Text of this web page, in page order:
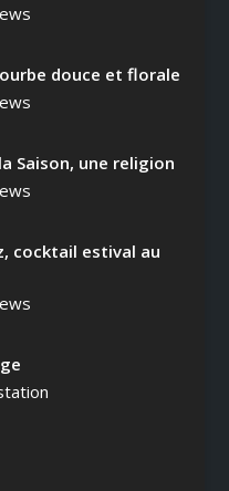
douce et florale
Saison, une religion
cocktail estival au